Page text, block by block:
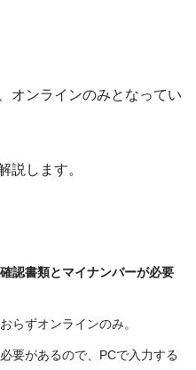
オンラインのみとなってい
説します。
認書類とマイナンバーが必要
らずオンラインのみ。
要があるので、PCで入力する